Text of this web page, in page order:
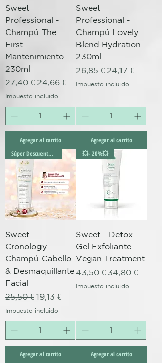
Sweet
Professional -
Champú The
First
Mantenimiento
230ml
Precio
27,40 € Precio de oferta
24,66 €
Impuesto incluido
Agregar al carrito
Sweet
Professional -
Champú Lovely
Blend Hydration
230ml
Precio
26,85 € Precio de
24,17 €
Impuesto incluido
Agregar al carrito
Súper Descuento Excepcional
Sweet -
Cronology
Champú Cabello
& Desmaquillante
Facial
Precio
25,50 € Precio de oferta
19,13 €
Impuesto incluido
Agregar al carrito
💥- 20%💥
Sweet - Detox
Gel Exfoliante -
Vegan Treatment
Precio
43,50 € Precio de
34,80 €
Impuesto incluido
Agregar al carrito